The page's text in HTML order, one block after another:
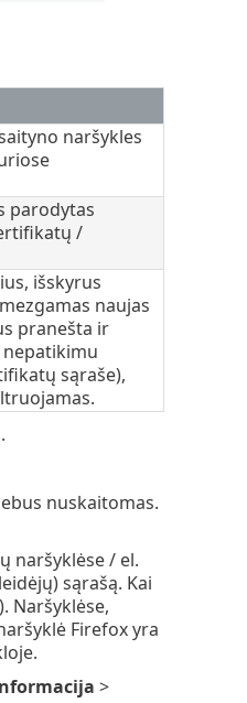
naršykles
parodytas
/
išskyrus
naujas
pranešta ir
sąraše),
nuskaitomas.
naršyklėse / el.
sąrašą. Kai
Naršyklėse,
Firefox yra
>